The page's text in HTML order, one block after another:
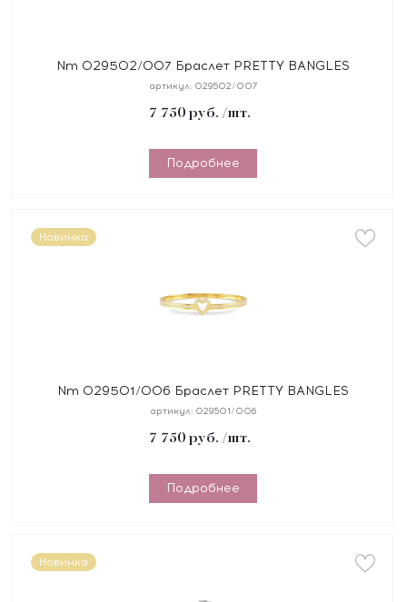
Nm 029502/007 Браслет PRETTY BANGLES
"ЗВЕЗДА" размер 19 см, сталь, цирконы
артикул: 029502/007
7 750 руб. /шт.
Подробнее
Новинка
Nm 029501/006 Браслет PRETTY BANGLES
"СЕРДЦЕ" размер 17 см, сталь, цирконы, покрытие
артикул: 029501/006
7 750 руб. /шт.
Подробнее
Новинка